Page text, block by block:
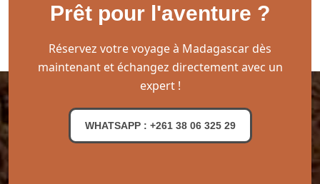
Prêt pour l'aventure ?
Réservez votre voyage à Madagascar dès
maintenant et échangez directement avec un
expert !
WHATSAPP : +261 38 06 325 29